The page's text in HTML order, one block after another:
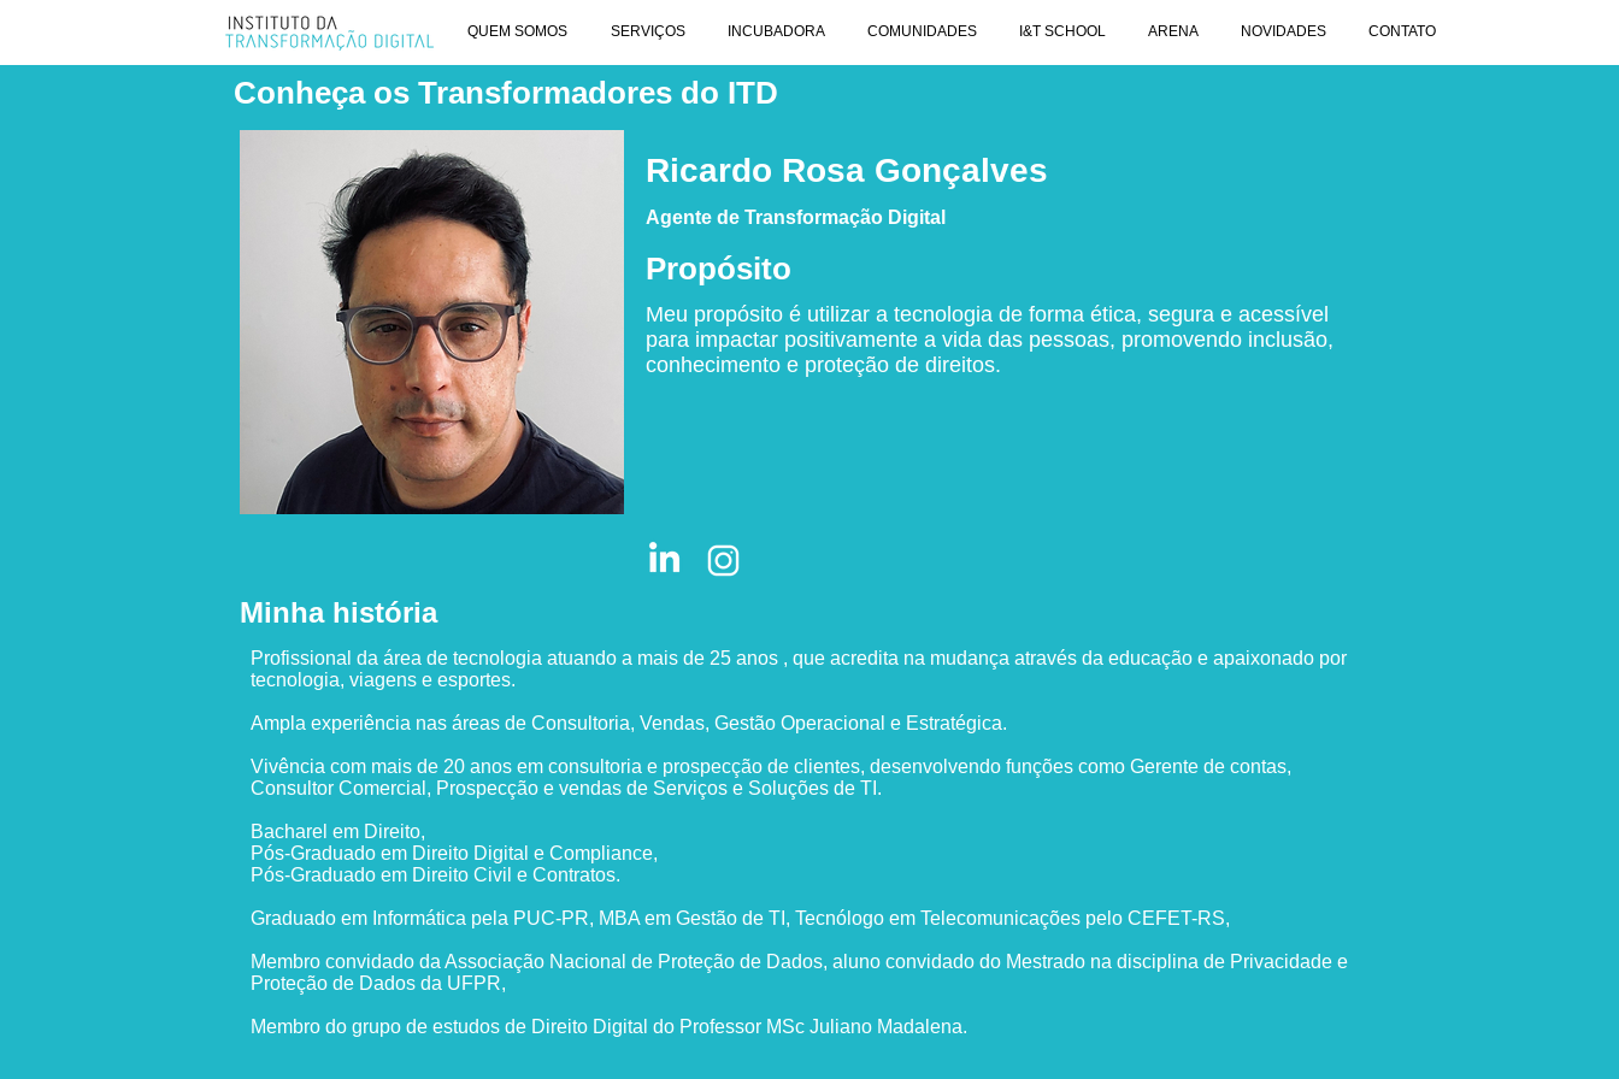
QUEM SOMOS SERVIÇOS INCUBADORA COMUNIDADES I&T SCHOOL ARENA NOVIDADES CONTATO
Conheça os Transformadores do ITD
Ricardo Rosa Gonçalves
Agente de Transformação Digital
Propósito
Meu propósito é utilizar a tecnologia de forma ética, segura e acessível
para impactar positivamente a vida das pessoas, promovendo inclusão,
conhecimento e proteção de direitos.
Minha história
Profissional da área de tecnologia atuando a mais de 25 anos , que acredita na mudança através da educação e apaixonado por
tecnologia, viagens e esportes.
Ampla experiência nas áreas de Consultoria, Vendas, Gestão Operacional e Estratégica.
Vivência com mais de 20 anos em consultoria e prospecção de clientes, desenvolvendo funções como Gerente de contas,
Consultor Comercial, Prospecção e vendas de Serviços e Soluções de TI.
Bacharel em Direito,
Pós-Graduado em Direito Digital e Compliance,
Pós-Graduado em Direito Civil e Contratos.
Graduado em Informática pela PUC-PR, MBA em Gestão de TI, Tecnólogo em Telecomunicações pelo CEFET-RS,
Membro convidado da Associação Nacional de Proteção de Dados, aluno convidado do Mestrado na disciplina de Privacidade e
Proteção de Dados da UFPR,
Membro do grupo de estudos de Direito Digital do Professor MSc Juliano Madalena.